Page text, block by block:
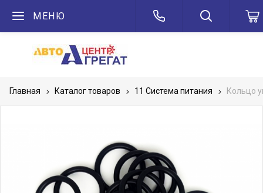
МЕНЮ
Главная Каталог товаров 11 Система питания Кольцо